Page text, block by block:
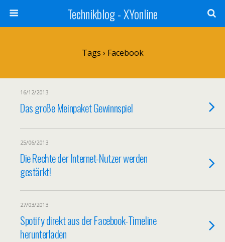
Technikblog - XYonline
Tags › Facebook
16/12/2013
Das große Meinpaket Gewinnspiel
25/06/2013
Die Rechte der Internet-Nutzer werden
gestärkt!
27/03/2013
Spotify direkt aus der Facebook-Timeline
herunterladen